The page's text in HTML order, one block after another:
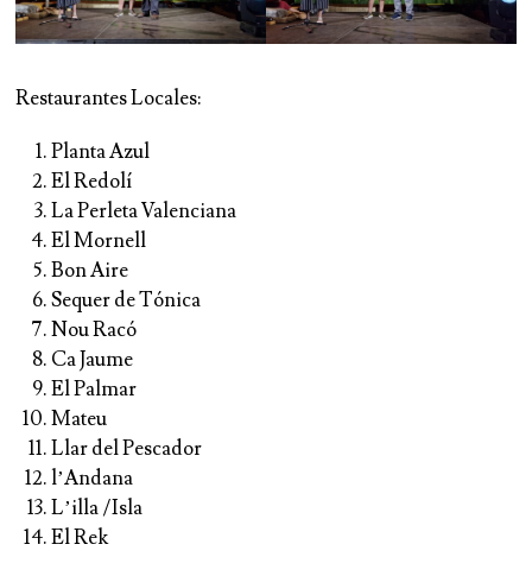
Restaurantes Locales:
Planta Azul
El Redolí
La Perleta Valenciana
El Mornell
Bon Aire
Sequer de Tónica
Nou Racó
Ca Jaume
El Palmar
Mateu
Llar del Pescador
l’Andana
L’illa /Isla
El Rek